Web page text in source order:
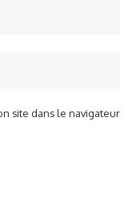
site dans le navigateur